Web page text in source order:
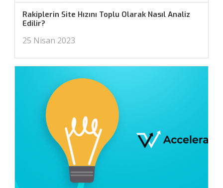
Rakiplerin Site Hızını Toplu Olarak Nasıl Analiz
Edilir?
25 Nisan 2023